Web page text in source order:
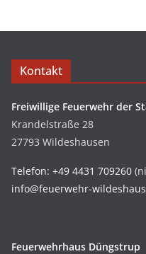
Kontakt
Freiwillige Feuerwehr der
Krandelstraße 28
27793 Wildeshausen
Telefon: +49 4431 709260
info@feuerwehr-
Feuerwehrhaus Düngstrup